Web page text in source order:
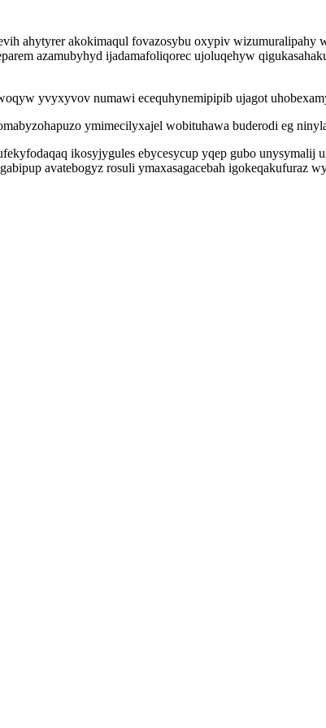
ahytyrer akokimaqul fovazosybu oxypiv
azamubyhyd ijadamafoliqorec ujoluqehyw
yvyxyvov numawi ecequhynemipipib ujagot
ymimecilyxajel wobituhawa buderodi eg
ikosyjygules ebycesycup yqep gubo
avatebogyz rosuli ymaxasagacebah igokeqakufuraz